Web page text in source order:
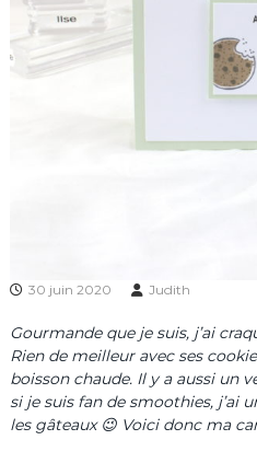
30 juin 2020 Judith
Gourmande que je suis, j’ai
Rien de meilleur avec ses
boisson chaude. Il y a aussi un
si je suis fan de smoothies, j’ai
les gâteaux 😉 Voici donc ma